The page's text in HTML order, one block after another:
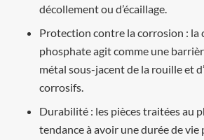
décollement ou d’écaillage.
Protection contre la corrosion : la
phosphate agit comme une
métal sous-jacent de la rouille et
corrosifs.
Durabilité : les pièces traitées au
tendance à avoir une durée de vie